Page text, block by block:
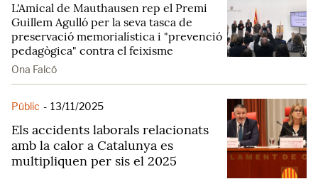
L'Amical de Mauthausen rep el Premi
Guillem Agulló per la seva tasca de
preservació memorialística i "prevenció
pedagògica" contra el feixisme
Ona Falcó
Públic - 13/11/2025
Els accidents laborals relacionats
amb la calor a Catalunya es
multipliquen per sis el 2025